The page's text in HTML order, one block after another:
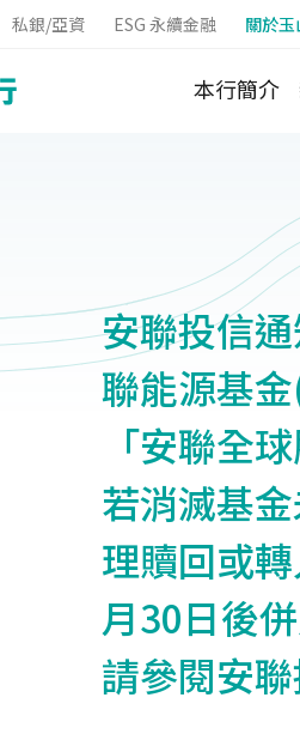
私銀/亞資 ESG 永續金融 關於玉
本行簡介
安聯投信
聯能源基
「安聯全
若消滅基
理贖回或
月30日後
請參閱安